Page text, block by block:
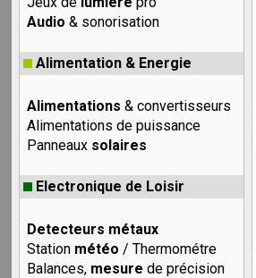
Audio & sonorisation
Alimentation & Energie
Alimentations & convertisseurs
Alimentations de puissance
Panneaux solaires
Electronique de Loisir
Detecteurs métaux
Station météo / Thermométre
Balances, mesure de précision